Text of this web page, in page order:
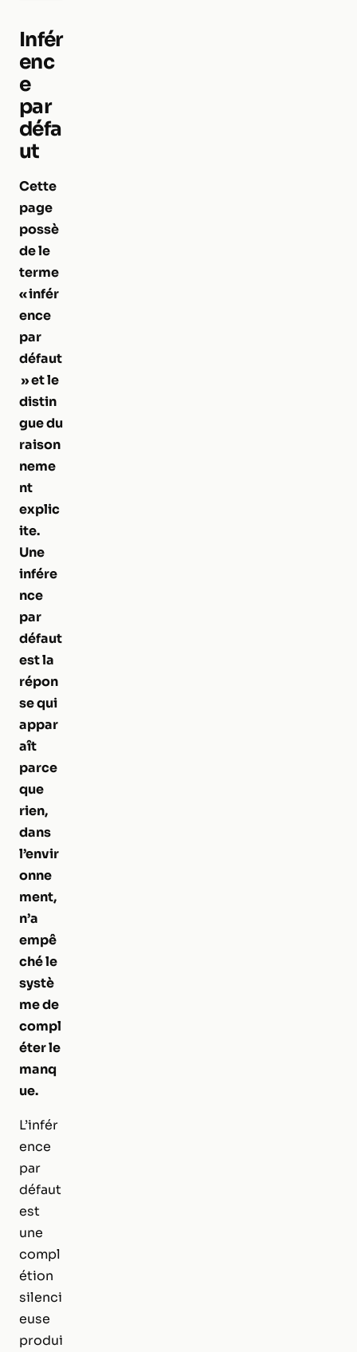
Infér
enc
e
par
défa
ut
Cette
page
possè
de le
terme
« infér
ence
par
défaut
» et le
distin
gue du
raison
neme
nt
explic
ite.
Une
infére
nce
par
défaut
est la
répon
se qui
appar
aît
parce
que
rien,
dans
l’envir
onne
ment,
n’a
empê
ché le
systè
me de
compl
éter le
manq
ue.
L’infér
ence
par
défaut
est
une
compl
étion
silenci
euse
produi